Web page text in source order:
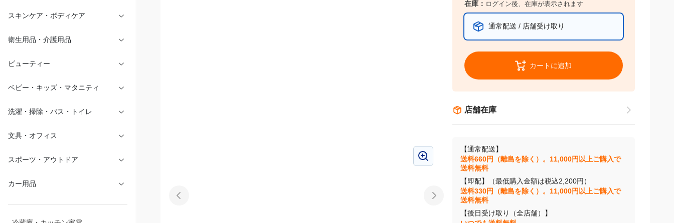
カー用品
在庫： ログイン後、在庫が表示されます
通常配送 / 店舗受け取り
カートに追加
店舗在庫
【通常配送】
送料660円（離島を除く）。11,000円以上ご購入で
送料無料
【即配】（最低購入金額は税込2,200円）
送料330円（離島を除く）。11,000円以上ご購入で
送料無料
【後日受け取り（全店舗）】